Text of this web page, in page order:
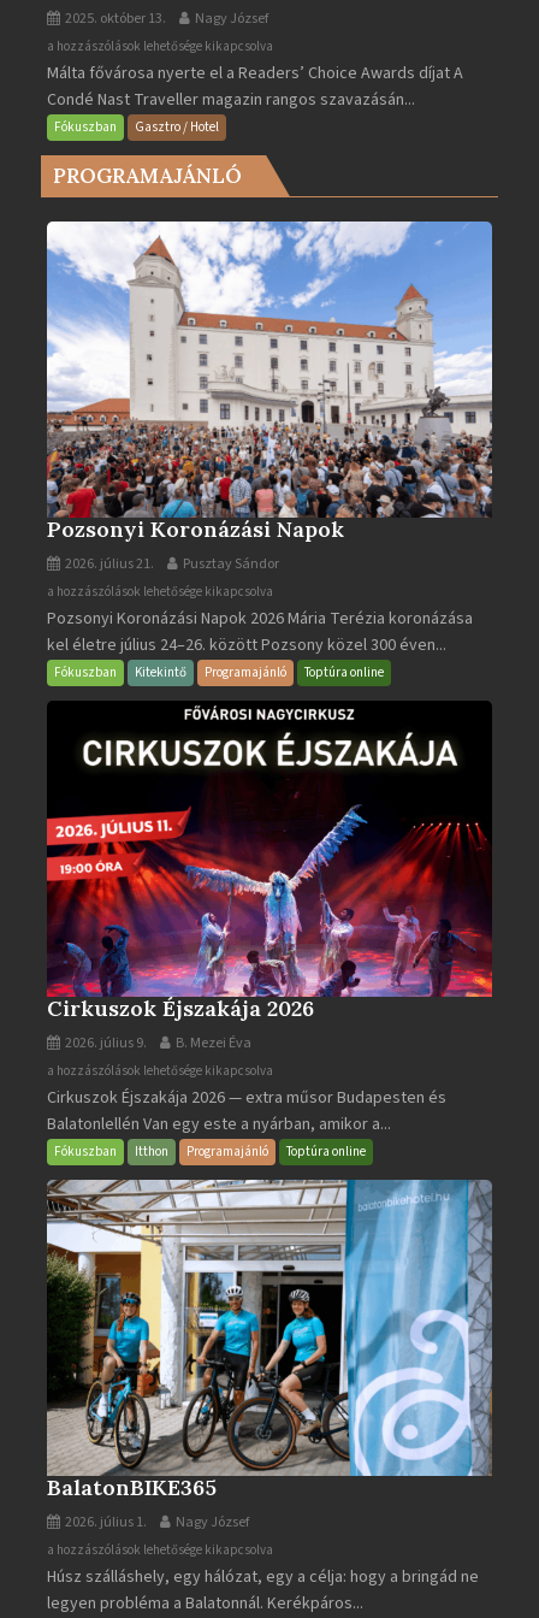
2025. október 13. Nagy József
Valletta
lett
Európa
legjobb
városa
2025-
bejegyzéshez
a hozzászólások lehetősége kikapcsolva
Málta fővárosa nyerte el a Readers’ Choice Awards díjat A
Condé Nast Traveller magazin rangos szavazásán...
Fókuszban Gasztro / Hotel
PROGRAMAJÁNLÓ
Pozsonyi Koronázási Napok
2026. július 21. Pusztay Sándor
Pozsonyi
Koronázási
Napok
bejegyzéshez
a hozzászólások lehetősége kikapcsolva
Pozsonyi Koronázási Napok 2026 Mária Terézia koronázása
kel életre július 24–26. között Pozsony közel 300 éven...
Fókuszban Kitekintő Programajánló Toptúra online
Cirkuszok Éjszakája 2026
2026. július 9. B. Mezei Éva
Cirkuszok
Éjszakája
2026
bejegyzéshez
a hozzászólások lehetősége kikapcsolva
Cirkuszok Éjszakája 2026 — extra műsor Budapesten és
Balatonlellén Van egy este a nyárban, amikor a...
Fókuszban Itthon Programajánló Toptúra online
BalatonBIKE365
2026. július 1. Nagy József
BalatonBIKE365
bejegyzéshez
a hozzászólások lehetősége kikapcsolva
Húsz szálláshely, egy hálózat, egy a célja: hogy a bringád ne
legyen probléma a Balatonnál. Kerékpáros...